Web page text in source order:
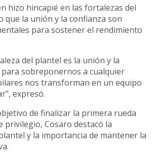
hizo hincapié en las fortalezas del
que la unión y la confianza son
para sostener el rendimiento
del plantel es la unión y la
sobreponernos a cualquier
nos transforman en un equipo
expresó.
de finalizar la primera rueda
privilegio, Cosaro destacó la
y la importancia de mantener la